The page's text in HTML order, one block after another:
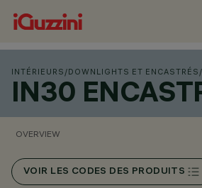
INTÉRIEURS /DOWNLIGHTS ET ENCASTRÉS /
IN30
OVERVIEW
VOIR LES CODES DES PRODUITS